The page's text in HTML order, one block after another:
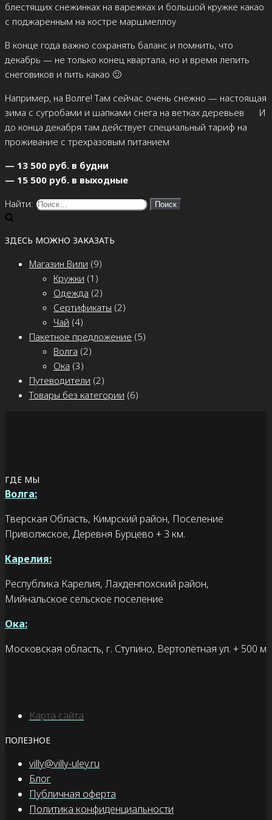
блестящих снежинках на варежках и большой кружке какао
с поджаренным на костре маршмеллоу
В конце года важно сохранять баланс и помнить, что
декабрь — не только конец квартала, но и время лепить
снеговиков и пить какао 🙂
Например, на Волге! Там сейчас очень снежно — настоящая
зима с сугробами и шапками снега на ветках деревьев
И
до конца декабря там действует специальный тариф на
проживание с трехразовым питанием
— 13 500 руб. в будни
— 15 500 руб. в выходные
Найти:
ЗДЕСЬ МОЖНО ЗАКАЗАТЬ
Магазин Вили (9)
Кружки (1)
Одежда (2)
Сертификаты (2)
Чай (4)
Пакетное предложение (5)
Волга (2)
Ока (3)
Путеводители (2)
Товары без категории (6)
ГДЕ МЫ
Волга:
Тверская Область, Кимрский район, Поселение
Приволжское, Деревня Бурцево + 3 км.
Карелия:
Республика Карелия, Лахденпохский район,
Мийнальское сельское поселение
Ока:
Московская область, г. Ступино, Вертолётная ул. + 500 м
Карта сайта
ПОЛЕЗНОЕ
villy@villy-uley.ru
Блог
Публичная оферта
Политика конфиденциальности